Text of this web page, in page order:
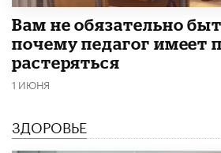
​Вам не обязательно
почему педагог имеет
растеряться
1 ИЮНЯ
ЗДОРОВЬЕ